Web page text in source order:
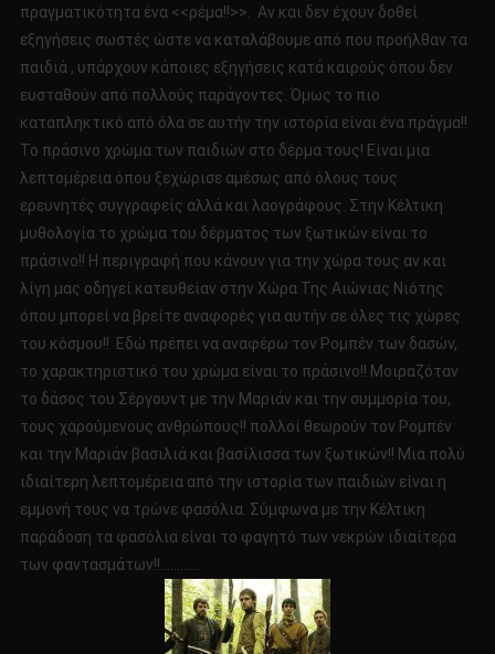
πραγματικότητα ένα <<ρέμα!!>>. Αν και δεν έχουν δοθεί
εξηγήσεις σωστές ώστε να καταλάβουμε από που προήλθαν τα
παιδιά , υπάρχουν κάποιες εξηγήσεις κατά καιρούς όπου δεν
ευσταθούν από πολλούς παράγοντες. Όμως το πιο
καταπληκτικό από όλα σε αυτήν την ιστορία είναι ένα πράγμα!!
Το πράσινο χρώμα των παιδιών στο δέρμα τους! Είναι μια
λεπτομέρεια όπου ξεχώρισε αμέσως από όλους τους
ερευνητές συγγραφείς αλλά και λαογράφους. Στην Κέλτικη
μυθολογία το χρώμα του δέρματος των ξωτικών είναι το
πράσινο!! Η περιγραφή που κάνουν για την χώρα τους αν και
λίγη μας οδηγεί κατευθείαν στην Χώρα Της Αιώνιας Νιότης
όπου μπορεί να βρείτε αναφορές για αυτήν σε όλες τις χώρες
του κόσμου!! Εδώ πρέπει να αναφέρω τον Ρομπέν των δασών,
το χαρακτηριστικό του χρώμα είναι το πράσινο!! Μοιραζόταν
το δάσος του Σέργουντ με την Μαριάν και την συμμορία του,
τους χαρούμενους ανθρώπους!! πολλοί θεωρούν τον Ρομπέν
και την Μαριάν βασιλιά και βασίλισσα των ξωτικών!! Μια πολύ
ιδιαίτερη λεπτομέρεια από την ιστορία των παιδιών είναι η
εμμονή τους να τρώνε φασόλια. Σύμφωνα με την Κέλτικη
παράδοση τα φασόλια είναι το φαγητό των νεκρών ιδιαίτερα
των φαντασμάτων!!…………